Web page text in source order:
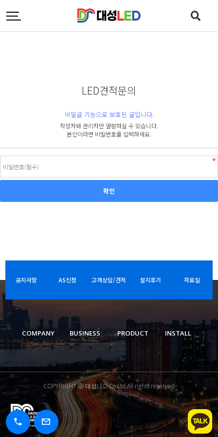
LED견적문의
비밀글 기능으로 보호된 글입니다.
작성자와 관리자만 열람하실 수 있습니다.
본인이라면 비밀번호를 입력하세요.
공지사항 AS신청 고객상담/견적 설치후기 자료실
COMPANY BUSINESS PRODUCT INSTALL
COPYRIGHT ⓒ 대성LED Co.Ltd.All rights reserved